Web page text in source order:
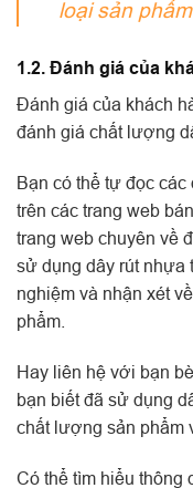
loại sản phẩm
1.2. Đánh giá của
Đánh giá của khách
đánh giá chất lượng
Bạn có thể tự đọc
trên các trang web
trang web chuyên về
sử dụng dây rút nhựa
nghiệm và nhận xét
phẩm.
Hay liên hệ với bạn
bạn biết đã sử dụng
chất lượng sản phẩm
Có thể tìm hiểu thông